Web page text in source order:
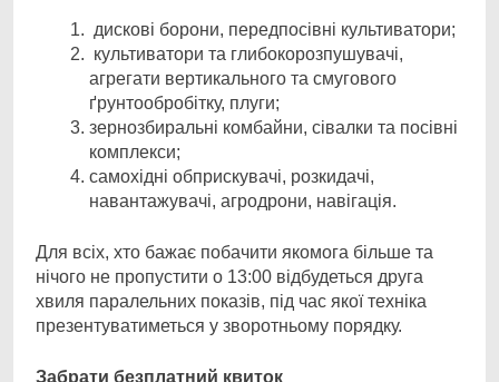
дискові борони, передпосівні культиватори;
культиватори та глибокорозпушувачі,
агрегати вертикального та смугового
ґрунтообробітку, плуги;
зернозбиральні комбайни, сівалки та посівні
комплекси;
самохідні обприскувачі, розкидачі,
навантажувачі, агродрони, навігація.
Для всіх, хто бажає побачити якомога більше та
нічого не пропустити о 13:00 відбудеться друга
хвиля паралельних показів, під час якої техніка
презентуватиметься у зворотньому порядку.
Забрати безплатний квиток